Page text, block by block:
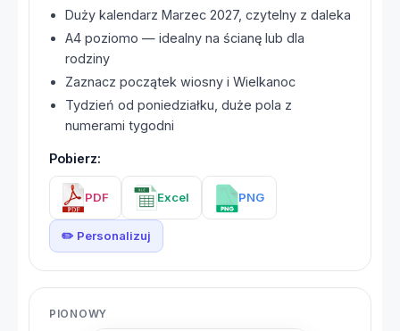
Duży kalendarz Marzec 2027, czytelny z daleka
A4 poziomo — idealny na ścianę lub dla
rodziny
Zaznacz początek wiosny i Wielkanoc
Tydzień od poniedziałku, duże pola z
numerami tygodni
Pobierz:
PDF Excel PNG
✏️ Personalizuj
PIONOWY